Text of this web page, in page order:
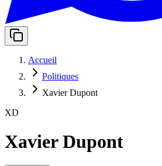
Accueil
Politiques
Xavier Dupont
XD
Xavier Dupont